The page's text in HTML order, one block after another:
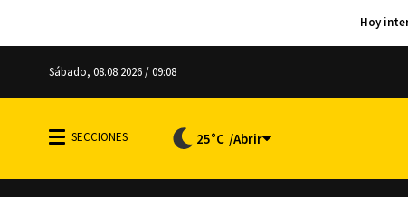
Sábado, 08.08.2026 / 09:08
25°C